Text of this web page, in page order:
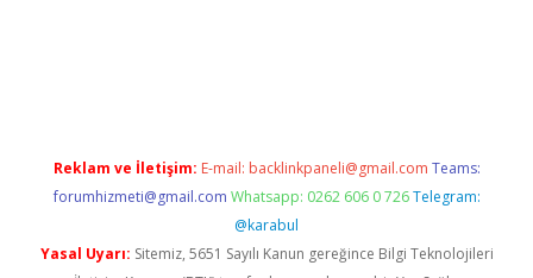
Reklam ve İletişim: E-mail: backlinkpaneli@gmail.com Teams:
forumhizmeti@gmail.com Whatsapp: 0262 606 0 726 Telegram:
@karabul
Yasal Uyarı: Sitemiz, 5651 Sayılı Kanun gereğince Bilgi Teknolojileri